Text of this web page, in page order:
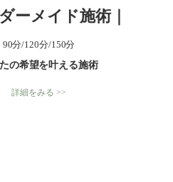
ーメイド施術｜
90分/120分/150分
の希望を叶える施術
詳細をみる >>